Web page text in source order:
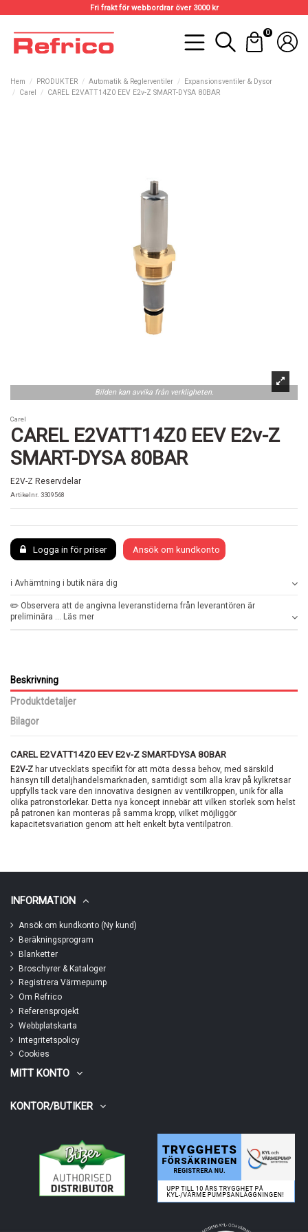
Fri frakt för webbordrar över 3000 kr
0
Hem PRODUKTER Automatik & Reglerventiler
Expansionsventiler & Dysor
Carel
CAREL E2VATT14Z0 EEV E2v-Z SMART-DYSA 80BAR
Bilden kan avvika från verkligheten.
Carel
CAREL E2VATT14Z0 EEV E2v-Z
SMART-DYSA 80BAR
E2V-Z Reservdelar
Artikelnr. 3309568
Logga in för priser Ansök om kundkonto
ℹ️ Avhämtning i butik nära dig
✏️ Observera att de angivna leveranstiderna från leverantören är
preliminära ... Läs mer
Beskrivning
Produktdetaljer
Bilagor
CAREL E2VATT14Z0 EEV E2v-Z SMART-DYSA 80BAR
E2V-Z har utvecklats specifikt för att möta dessa behov, med särskild
hänsyn till detaljhandelsmarknaden, samtidigt som alla krav på kylkretsar
uppfylls tack vare den innovativa designen av ventilkroppen, unik för alla
olika patronstorlekar. Detta nya koncept innebär att vilken storlek som helst
på patronen kan monteras på samma kropp, vilket möjliggör
kapacitetsvariation genom att helt enkelt byta ventilpatron.
INFORMATION
Ansök om kundkonto (Ny kund)
Beräkningsprogram
Blanketter
Broschyrer & Kataloger
Registrera Värmepump
Om Refrico
Referensprojekt
Webbplatskarta
Integritetspolicy
Cookies
MITT KONTO
KONTOR/BUTIKER